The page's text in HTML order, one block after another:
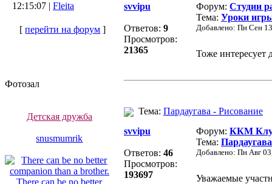
12:15:07 | Fleita
[перейти на форум ]
Фотозал
Детская дружба
snusmumrik
svvipu
Ответов: 9
Просмотров:
21365
Форум: Студии
Тема: Уроки
Добавлено: Пн Сен
Тоже интересует
Тема: Пардаугава - Рисование
svvipu
Ответов: 46
Просмотров:
193697
Форум: ККМ
Тема:
Добавлено: Пн Авг
Уважаемые